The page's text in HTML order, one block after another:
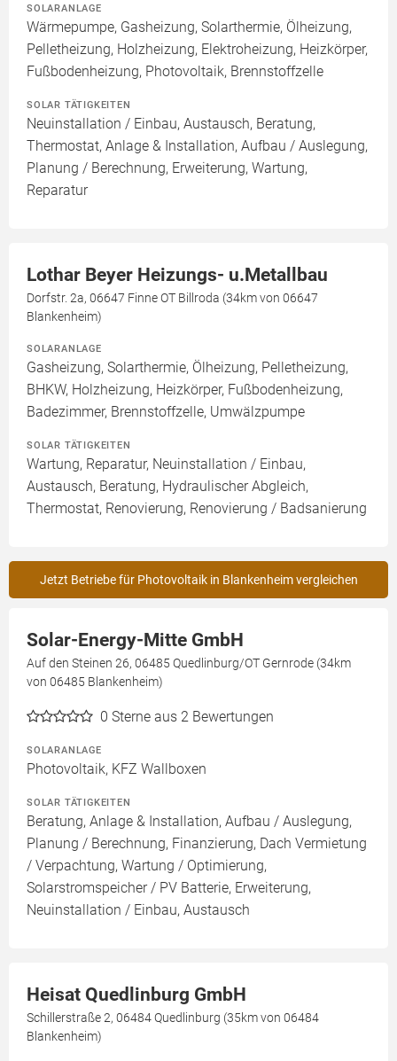
SOLARANLAGE
Wärmepumpe, Gasheizung, Solarthermie, Ölheizung,
Pelletheizung, Holzheizung, Elektroheizung, Heizkörper,
Fußbodenheizung, Photovoltaik, Brennstoffzelle
SOLAR TÄTIGKEITEN
Neuinstallation / Einbau, Austausch, Beratung,
Thermostat, Anlage & Installation, Aufbau / Auslegung,
Planung / Berechnung, Erweiterung, Wartung,
Reparatur
Lothar Beyer Heizungs- u.Metallbau
Dorfstr. 2a, 06647 Finne OT Billroda (34km von 06647
Blankenheim)
SOLARANLAGE
Gasheizung, Solarthermie, Ölheizung, Pelletheizung,
BHKW, Holzheizung, Heizkörper, Fußbodenheizung,
Badezimmer, Brennstoffzelle, Umwälzpumpe
SOLAR TÄTIGKEITEN
Wartung, Reparatur, Neuinstallation / Einbau,
Austausch, Beratung, Hydraulischer Abgleich,
Thermostat, Renovierung, Renovierung / Badsanierung
Jetzt Betriebe für Photovoltaik in Blankenheim vergleichen
Solar-Energy-Mitte GmbH
Auf den Steinen 26, 06485 Quedlinburg/OT Gernrode (34km
von 06485 Blankenheim)
0 Sterne aus 2 Bewertungen
SOLARANLAGE
Photovoltaik, KFZ Wallboxen
SOLAR TÄTIGKEITEN
Beratung, Anlage & Installation, Aufbau / Auslegung,
Planung / Berechnung, Finanzierung, Dach Vermietung
/ Verpachtung, Wartung / Optimierung,
Solarstromspeicher / PV Batterie, Erweiterung,
Neuinstallation / Einbau, Austausch
Heisat Quedlinburg GmbH
Schillerstraße 2, 06484 Quedlinburg (35km von 06484
Blankenheim)